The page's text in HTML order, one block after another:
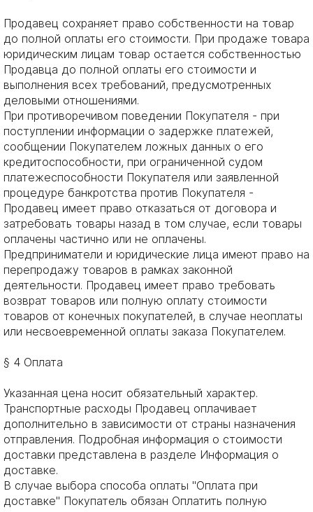
Продавец сохраняет право собственности на товар
до полной оплаты его стоимости. При продаже товара
юридическим лицам товар остается собственностью
Продавца до полной оплаты его стоимости и
выполнения всех требований, предусмотренных
деловыми отношениями.
При противоречивом поведении Покупателя - при
поступлении информации о задержке платежей,
сообщении Покупателем ложных данных о его
кредитоспособности, при ограниченной судом
платежеспособности Покупателя или заявленной
процедуре банкротства против Покупателя -
Продавец имеет право отказаться от договора и
затребовать товары назад в том случае, если товары
оплачены частично или не оплачены.
Предприниматели и юридические лица имеют право на
перепродажу товаров в рамках законной
деятельности. Продавец имеет право требовать
возврат товаров или полную оплату стоимости
товаров от конечных покупателей, в случае неоплаты
или несвоевременной оплаты заказа Покупателем.
§ 4 Оплата
Указанная цена носит обязательный характер.
Транспортные расходы Продавец оплачивает
дополнительно в зависимости от страны назначения
отправления. Подробная информация о стоимости
доставки представлена в разделе Информация о
доставке.
В случае выбора способа оплаты "Оплата при
доставке" Покупатель обязан Оплатить полную